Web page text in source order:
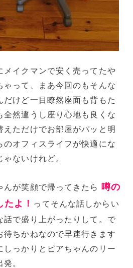
メイクマンで安く売ってたや
ゃって、まあ今回のもそんな
だけど一目瞭然座面も背もた
全然違うし座り心地も良くな
えただけでお部屋がパッと明
のオフィスライフが快適にな
ないけれど。
んが笑顔で帰ってきたら
噂の
よ！ ってそんな話しからい
話で盛り上がったりして。で
待ちかねなので早速行きます
しっかりとピアちゃんのリー
。